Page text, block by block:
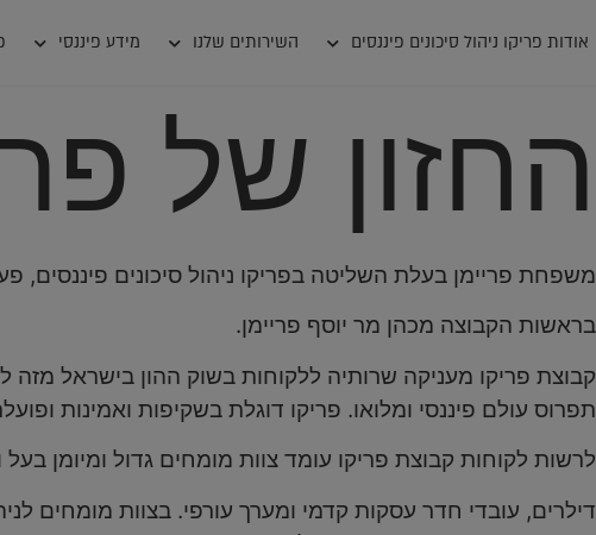
אודות פריקו ניהול סיכונים פיננסים השירותים שלנו מידע פיננסי
החזון של
משפחת פריימן בעלת השליטה בפריקו ניהול סיכונים
בראשות הקבוצה מכהן מר יוסף פריימן.
קבוצת פריקו מעניקה שרותיה ללקוחות בשוק ההון בישראל מזה
תפרוס עולם פיננסי ומלואו. פריקו דוגלת בשקיפות ואמינות
לרשות לקוחות קבוצת פריקו עומד צוות מומחים גדול ומיומן בעל
דילרים, עובדי חדר עסקות קדמי ומערך עורפי. בצוות מומחים